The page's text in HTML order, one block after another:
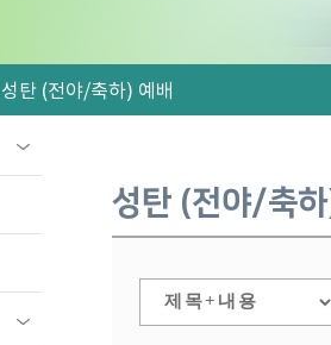
성탄 (전야/축하) 예배
성탄 (전야/축